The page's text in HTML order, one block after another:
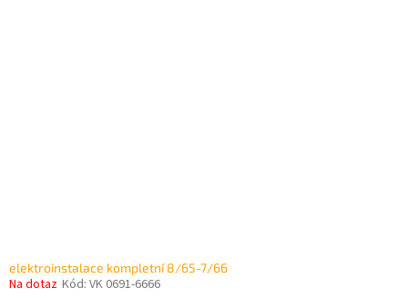
elektroinstalace kompletní 8/65-7/66
Na dotaz Kód: VK 0691-6666